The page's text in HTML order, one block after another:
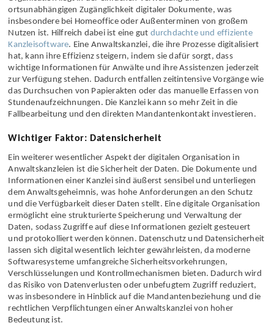
juristische Vorlagen handelt. Ein weiterer Vorteil digitaler
Organisation liegt in der einfachen Verwaltung und
ortsunabhängigen Zugänglichkeit digitaler Dokumente, was
insbesondere bei Homeoffice oder Außenterminen von großem
Nutzen ist. Hilfreich dabei ist eine gut
durchdachte und effiziente
Kanzleisoftware
. Eine Anwaltskanzlei, die ihre Prozesse digitalisiert
hat, kann ihre Effizienz steigern, indem sie dafür sorgt, dass
wichtige Informationen für Anwälte und ihre Assistenzen jederzeit
zur Verfügung stehen. Dadurch entfallen zeitintensive Vorgänge wie
das Durchsuchen von Papierakten oder das manuelle Erfassen von
Fallbearbeitung und den direkten Mandantenkontakt investieren.
Wichtiger Faktor: Datensicherheit
Ein weiterer wesentlicher Aspekt der digitalen Organisation in
Anwaltskanzleien ist die Sicherheit der Daten. Die Dokumente und
Informationen einer Kanzlei sind äußerst sensibel und unterliegen
dem Anwaltsgeheimnis, was hohe Anforderungen an den Schutz
und die Verfügbarkeit dieser Daten stellt. Eine digitale Organisation
ermöglicht eine strukturierte Speicherung und Verwaltung der
Daten, sodass Zugriffe auf diese Informationen gezielt gesteuert
und protokolliert werden können. Datenschutz und Datensicherheit
lassen sich digital wesentlich leichter gewährleisten, da moderne
Softwaresysteme umfangreiche Sicherheitsvorkehrungen,
Verschlüsselungen und Kontrollmechanismen bieten. Dadurch wird
das Risiko von Datenverlusten oder unbefugtem Zugriff reduziert,
was insbesondere in Hinblick auf die Mandantenbeziehung und die